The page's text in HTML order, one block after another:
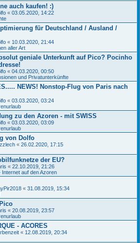
auch kaufen! :)
« 03.05.2020, 14:22
für Deutschland / Ausland /
« 10.03.2020, 21:44
aller Art
geniale Unterkunft auf Pico? Pocinho
« 04.03.2020, 00:50
und Privatunterkünfte
NEWS! Nonstop-Flug von Paris nach
« 03.03.2020, 03:24
zu den Azoren - mit SWISS
« 03.03.2020, 03:09
von Dolfo
« 26.02.2020, 17:15
der EU?
« 22.10.2019, 21:26
Internet auf den Azoren
« 31.08.2019, 15:34
« 20.08.2019, 23:57
- ACORES
« 12.08.2019, 20:34